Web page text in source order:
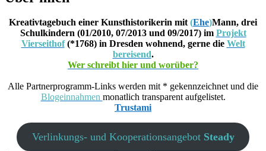
Kreativtagebuch einer Kunsthistorikerin mit(Ehe)Mann, drei
Schulkindern (01/2010, 07/2013 und 09/2017) im Projekt
Vierseithof(*1768) in Dresden wohnend, gerne die Welt
bereisend.
Wer schreibt hier und worüber?
Alle Partnerprogramm-Links werden mit * gekennzeichnet und die
Blogeinnahmen monatlich transparent aufgelistet.
Trustami
Verlinkungs- und Kooperationsangebot Steady